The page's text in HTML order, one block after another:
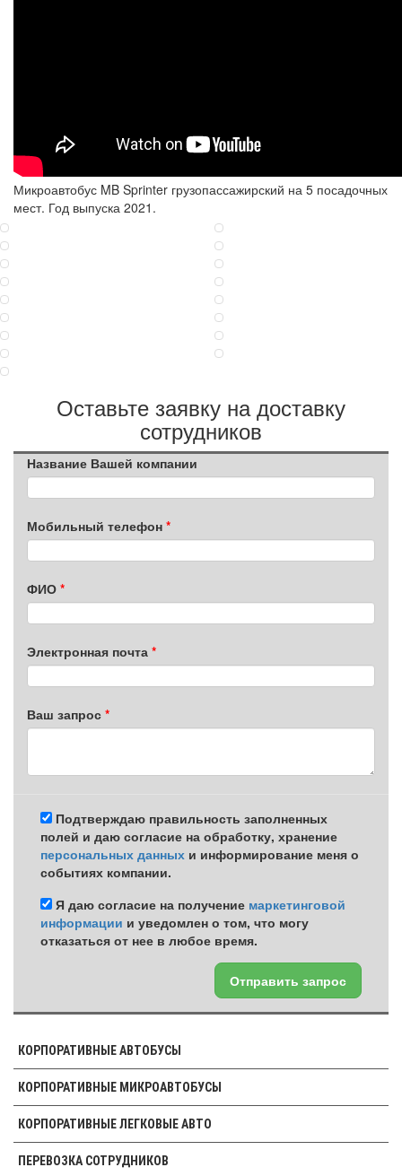
Микроавтобус MB Sprinter грузопассажирский на 5 посадочных
мест. Год выпуска 2021.
Оставьте заявку на доставку
сотрудников
Название Вашей компании
Мобильный телефон
ФИО
Электронная почта
Ваш запрос
Подтверждаю правильность заполненных
полей и даю согласие на обработку, хранение
персональных данных и информирование меня о
событиях компании.
Я даю согласие на получение маркетинговой
информации и уведомлен о том, что могу
отказаться от нее в любое время.
Отправить запрос
КОРПОРАТИВНЫЕ АВТОБУСЫ
КОРПОРАТИВНЫЕ МИКРОАВТОБУСЫ
КОРПОРАТИВНЫЕ ЛЕГКОВЫЕ АВТО
ПЕРЕВОЗКА СОТРУДНИКОВ